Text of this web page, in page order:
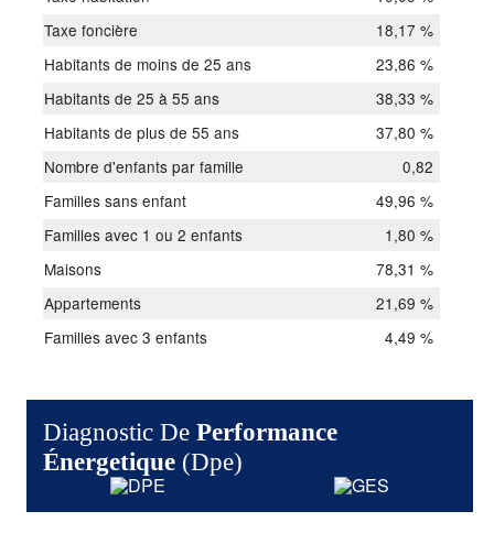
Taxe foncière
18,17 %
Habitants de moins de 25 ans
23,86 %
Habitants de 25 à 55 ans
38,33 %
Habitants de plus de 55 ans
37,80 %
Nombre d'enfants par famille
0,82
Familles sans enfant
49,96 %
Familles avec 1 ou 2 enfants
1,80 %
Maisons
78,31 %
Appartements
21,69 %
Familles avec 3 enfants
4,49 %
Diagnostic De Performance
Énergetique (dpe)